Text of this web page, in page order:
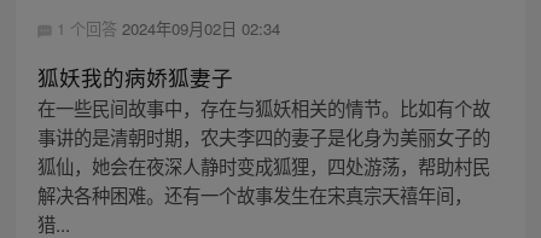
1 个回答 2024年09月02日 02:34
狐妖我的病娇狐妻子
在一些民间故事中，存在与狐妖相关的情节。比如有个故
事讲的是清朝时期，农夫李四的妻子是化身为美丽女子的
狐仙，她会在夜深人静时变成狐狸，四处游荡，帮助村民
解决各种困难。还有一个故事发生在宋真宗天禧年间，
猎...